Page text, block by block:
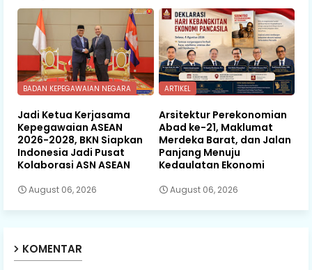
BADAN KEPEGAWAIAN NEGARA
Jadi Ketua Kerjasama
Kepegawaian ASEAN
2026-2028, BKN Siapkan
Indonesia Jadi Pusat
Kolaborasi ASN ASEAN
August 06, 2026
ARTIKEL
Arsitektur Perekonomian
Abad ke-21, Maklumat
Merdeka Barat, dan Jalan
Panjang Menuju
Kedaulatan Ekonomi
August 06, 2026
KOMENTAR